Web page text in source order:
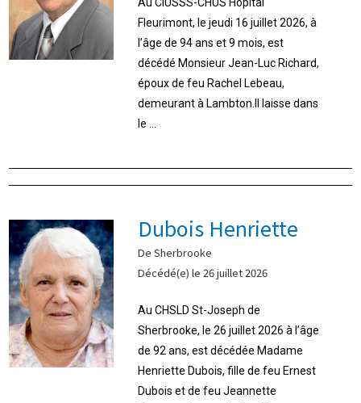
Fleurimont, le jeudi 16 juillet 2026, à
l’âge de 94 ans et 9 mois, est
décédé Monsieur Jean-Luc Richard,
époux de feu Rachel Lebeau,
demeurant à Lambton.Il laisse dans
le ...
Dubois Henriette
De Sherbrooke
Décédé(e) le 26 juillet 2026
Au CHSLD St-Joseph de
Sherbrooke, le 26 juillet 2026 à l’âge
de 92 ans, est décédée Madame
Henriette Dubois, fille de feu Ernest
Dubois et de feu Jeannette